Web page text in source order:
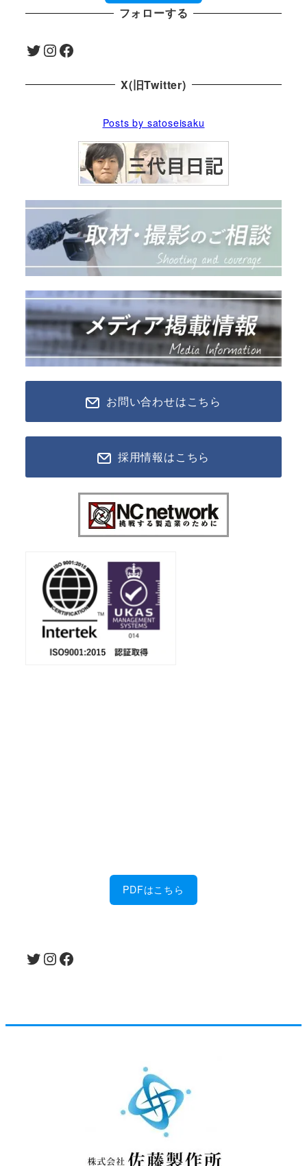
フォローする
Twitter InstagramFacebook
X(旧Twitter)
Posts by satoseisaku
お問い合わせはこちら
採用情報はこちら
PDFはこちら
Twitter InstagramFacebook